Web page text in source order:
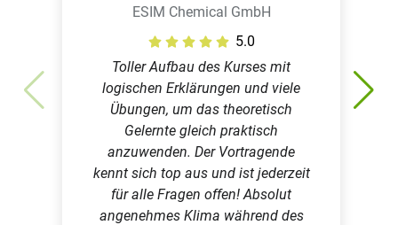
ESIM Chemical GmbH
5.0
Toller Aufbau des Kurses mit
logischen Erklärungen und viele
Übungen, um das theoretisch
Gelernte gleich praktisch
anzuwenden. Der Vortragende
kennt sich top aus und ist jederzeit
für alle Fragen offen! Absolut
angenehmes Klima während des